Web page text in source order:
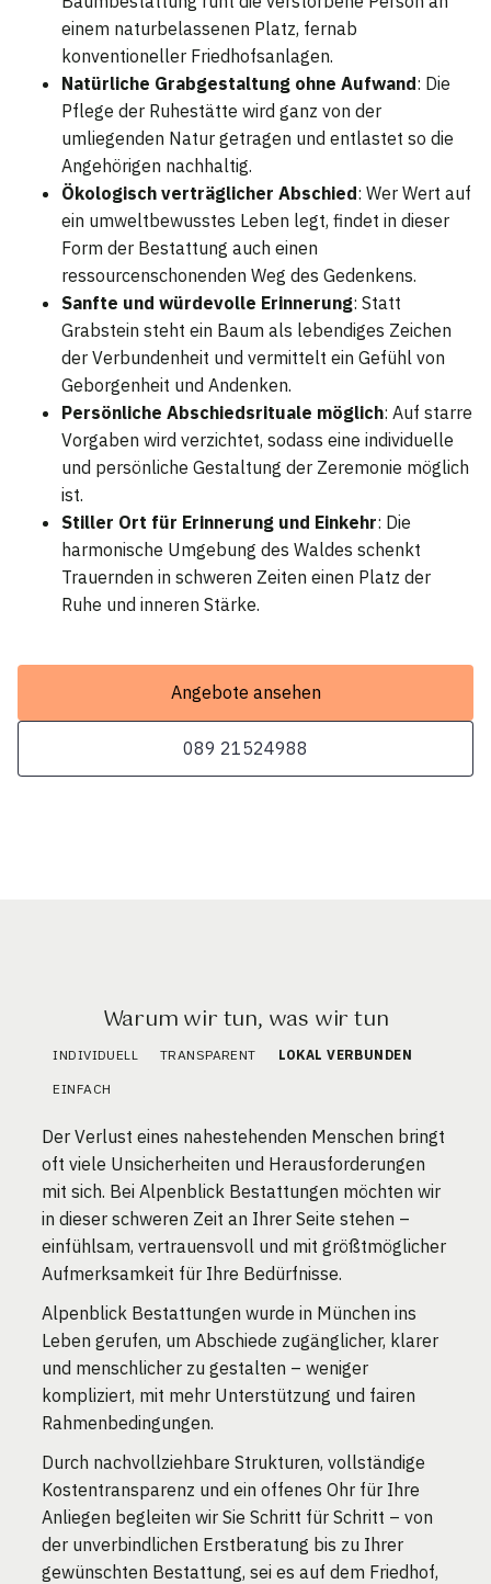
einem naturbelassenen Platz, fernab
konventioneller Friedhofsanlagen.
Natürliche Grabgestaltung ohne Aufwand: Die
Pflege der Ruhestätte wird ganz von der
umliegenden Natur getragen und entlastet so die
Angehörigen nachhaltig.
Ökologisch verträglicher Abschied: Wer Wert auf
ein umweltbewusstes Leben legt, findet in dieser
Form der Bestattung auch einen
ressourcenschonenden Weg des Gedenkens.
Sanfte und würdevolle Erinnerung: Statt
Grabstein steht ein Baum als lebendiges Zeichen
der Verbundenheit und vermittelt ein Gefühl von
Geborgenheit und Andenken.
Persönliche Abschiedsrituale möglich: Auf starre
Vorgaben wird verzichtet, sodass eine individuelle
und persönliche Gestaltung der Zeremonie möglich
ist.
Stiller Ort für Erinnerung und Einkehr: Die
harmonische Umgebung des Waldes schenkt
Trauernden in schweren Zeiten einen Platz der
Ruhe und inneren Stärke.
Angebote ansehen
089 21524988
Warum wir tun, was wir tun
INDIVIDUELL TRANSPARENT LOKAL VERBUNDEN
EINFACH
Der Verlust eines nahestehenden Menschen bringt
oft viele Unsicherheiten und Herausforderungen
mit sich. Bei Alpenblick Bestattungen möchten wir
in dieser schweren Zeit an Ihrer Seite stehen –
einfühlsam, vertrauensvoll und mit größtmöglicher
Aufmerksamkeit für Ihre Bedürfnisse.
Alpenblick Bestattungen wurde in München ins
Leben gerufen, um Abschiede zugänglicher, klarer
und menschlicher zu gestalten – weniger
kompliziert, mit mehr Unterstützung und fairen
Rahmenbedingungen.
Durch nachvollziehbare Strukturen, vollständige
Kostentransparenz und ein offenes Ohr für Ihre
Anliegen begleiten wir Sie Schritt für Schritt – von
der unverbindlichen Erstberatung bis zu Ihrer
gewünschten Bestattung, sei es auf dem Friedhof,